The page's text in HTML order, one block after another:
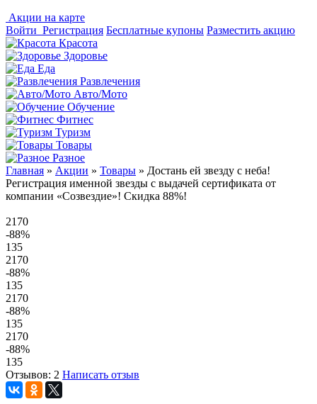
Акции на карте
Войти Регистрация Бесплатные купоны Разместить акцию
Красота
Здоровье
Еда
Развлечения
Авто/Мото
Обучение
Фитнес
Туризм
Товары
Разное
Главная » Акции » Товары » Достань ей звезду с неба!
Регистрация именной звезды с выдачей сертификата от
компании «Созвездие»! Скидка 88%!
2170
-88%
135
2170
-88%
135
2170
-88%
135
2170
-88%
135
Отзывов: 2 Написать отзыв